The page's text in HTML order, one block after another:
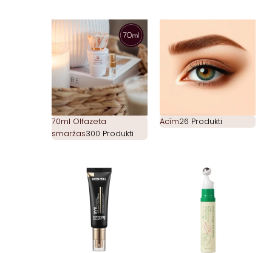
70ml Olfazeta
smaržas300 Produkti
Acīm26 Produkti